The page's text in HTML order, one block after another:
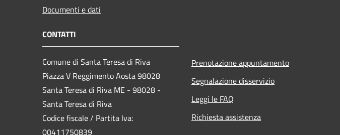
Documenti e dati
CONTATTI
Comune di Santa Teresa di Riva
Piazza V Reggimento Aosta 98028
Santa Teresa di Riva ME - 98028 -
Santa Teresa di Riva
Codice fiscale / Partita Iva:
00411750839
Prenotazione appuntamento
Segnalazione disservizio
Leggi le FAQ
Richiesta assistenza